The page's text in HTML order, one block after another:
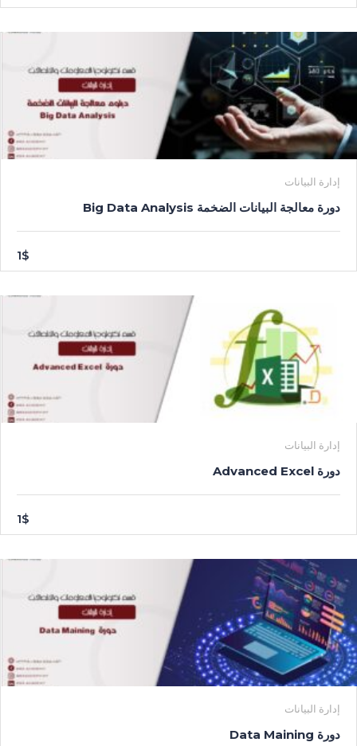
إدارة البيانات
دورة معالجة البيانات الضخمة Big Data Analysis
1$
إدارة البيانات
دورة Advanced Excel
1$
إدارة البيانات
دورة Data Maining